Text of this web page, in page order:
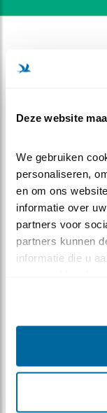
Deze website
We gebruiken
personaliseren,
en om ons
informatie over
partners voor
partners kunnen
informatie die u
ik leuk